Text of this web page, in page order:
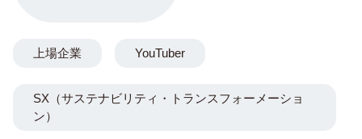
上場企業 YouTuber
SX（サステナビリティ・トランスフォーメーショ
ン）